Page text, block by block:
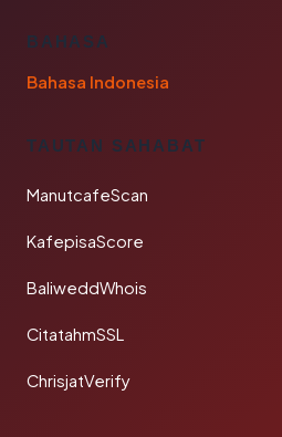
BAHASA
Bahasa Indonesia
TAUTAN SAHABAT
ManutcafeScan
KafepisaScore
BaliweddWhois
CitatahmSSL
ChrisjatVerify